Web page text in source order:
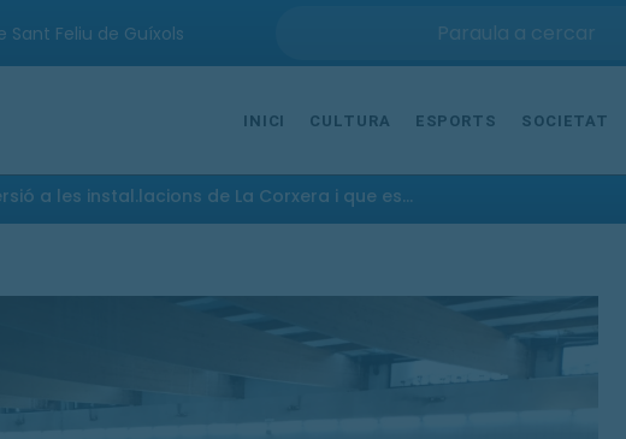
Feliu de Guíxols
INICI CULTURA ESPORTS SOCIETAT
a les instal.lacions de La Corxera i que es...